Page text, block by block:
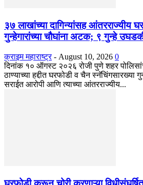
३७ लाखांच्या दागिन्यांसह आंतरराज्यीय
गुन्हेगारांच्या चौघांना अटक; ९ गुन्हे
क्राइम महाराष्ट्र - August 10, 2026 0
दिनांक १० ऑगस्ट २०२६ रोजी पुणे शहर
ठाण्याच्या हद्दीत घरफोडी व चैन स्नॅचिंगसारख्या
सराईत आरोपी आणि त्याच्या आंतरराज्यीय...